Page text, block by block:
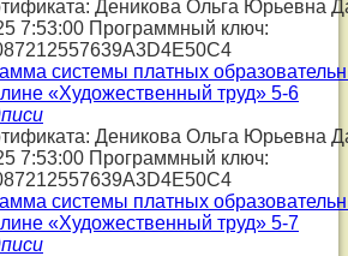
системы платных
«Художественный труд» 5-6
системы платных
«Художественный труд» 5-7